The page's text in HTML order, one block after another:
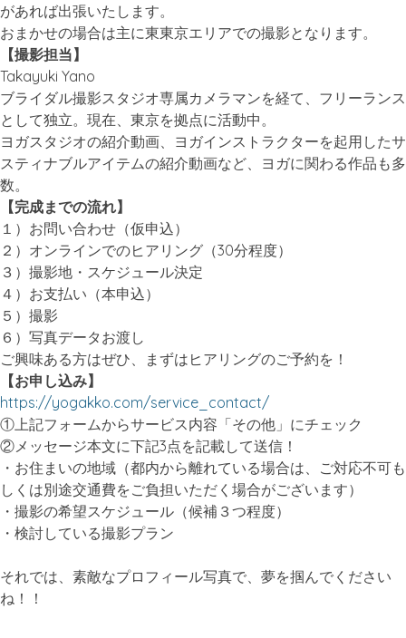
があれば出張いたします。
おまかせの場合は主に東東京エリアでの撮影となります。
【撮影担当】
Takayuki Yano
ブライダル撮影スタジオ専属カメラマンを経て、フリーランス
として独立。現在、東京を拠点に活動中。
ヨガスタジオの紹介動画、ヨガインストラクターを起用したサ
スティナブルアイテムの紹介動画など、ヨガに関わる作品も多
数。
【完成までの流れ】
１）お問い合わせ（仮申込）
２）オンラインでのヒアリング（30分程度）
３）撮影地・スケジュール決定
４）お支払い（本申込）
５）撮影
６）写真データお渡し
ご興味ある方はぜひ、まずはヒアリングのご予約を！
【お申し込み】
https://yogakko.com/service_contact/
①上記フォームからサービス内容「その他」にチェック
②メッセージ本文に下記3点を記載して送信！
・お住まいの地域（都内から離れている場合は、ご対応不可も
しくは別途交通費をご負担いただく場合がございます）
・撮影の希望スケジュール（候補３つ程度）
・検討している撮影プラン
それでは、素敵なプロフィール写真で、夢を掴んでください
ね！！